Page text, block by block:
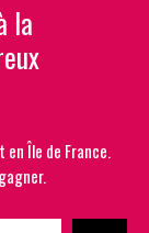
la
Île de France.